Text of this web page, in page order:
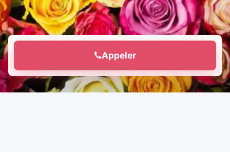
Appeler